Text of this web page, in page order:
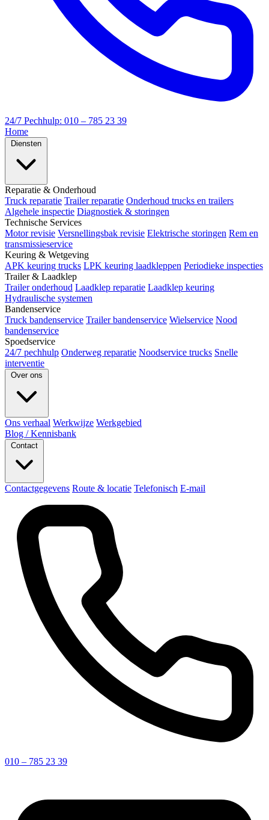
24/7 Pechhulp: 010 – 785 23 39
Home
Reparatie & Onderhoud
Truck reparatie Trailer reparatie Onderhoud trucks en trailers
Algehele inspectie Diagnostiek & storingen
Technische Services
Motor revisie Versnellingsbak revisie Elektrische storingen Rem en
transmissieservice
Keuring & Wetgeving
APK keuring trucks LPK keuring laadkleppen Periodieke inspecties
Trailer & Laadklep
Trailer onderhoud Laadklep reparatie Laadklep keuring
Hydraulische systemen
Bandenservice
Truck bandenservice Trailer bandenservice Wielservice Nood
bandenservice
Spoedservice
24/7 pechhulp Onderweg reparatie Noodservice trucks Snelle
interventie
Ons verhaal Werkwijze Werkgebied
Blog / Kennisbank
Contactgegevens Route & locatie Telefonisch E-mail
010 – 785 23 39